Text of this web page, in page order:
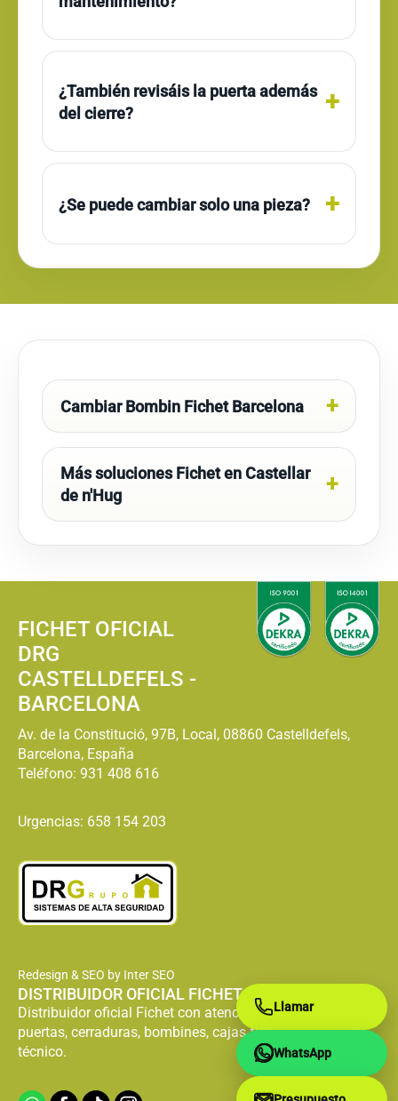
¿También revisáis la puerta además
del cierre?
¿Se puede cambiar solo una pieza?
Cambiar Bombin Fichet Barcelona
Más soluciones Fichet en Castellar
de n'Hug
FICHET OFICIAL
DRG
CASTELLDEFELS -
BARCELONA
Av. de la Constitució, 97B, Local, 08860 Castelldefels,
Barcelona, España
Teléfono: 931 408 616
Urgencias: 658 154 203
Redesign & SEO by Inter SEO
DISTRIBUIDOR OFICIAL FICHET
Distribuidor oficial Fichet con atención especializada en
puertas, cerraduras, bombines, cajas fuertes y servicio
técnico.
Llamar
WhatsApp